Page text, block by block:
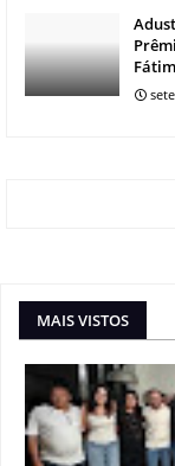
MAIS VISTOS